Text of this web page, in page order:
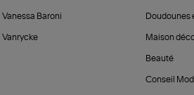
Vanessa Baroni
Vanrycke
Doudounes
Maison
Beauté
Conseil